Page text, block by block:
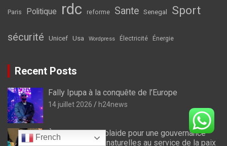
Paris Politique rdc reforme Sante Senegal Sport
sécurité Unicef Usa Wordpress Électricité Énergie
Recent Posts
Fally Ipupa à la conquête de l’Europe
14 juillet 2026 h24news
À l’ONU, la RDC plaide pour une gouvernance
des ressources naturelles au service de la paix
French